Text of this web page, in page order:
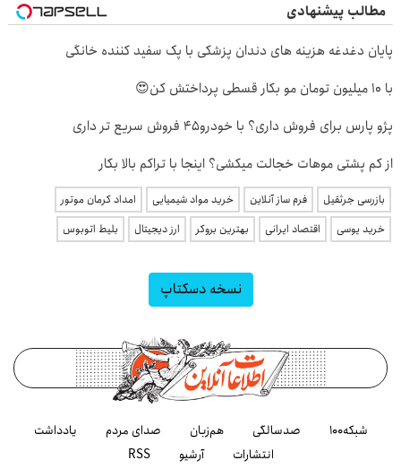
مطالب پیشنهادی
پایان دغدغه هزینه های دندان پزشکی با پک سفید کننده خانگی
با 10 میلیون تومان مو بکار قسطی پرداختش کن😍
پژو پارس برای فروش داری؟ با خودرو45 فروش سریع تر داری
از کم پشتی موهات خجالت میکشی؟ اینجا با تراکم بالا بکار
بازرسی جرثقیل فرم ساز آنلاین خرید مواد شیمیایی
امداد کرمان موتور
خرید یوسی
اقتصاد ایرانی بهترین بروکر ارز دیجیتال بلیط اتوبوس
نسخه دسکتاپ
شبکه۱۰۰ صدسالگی هم‌زبان صدای مردم
یادداشت
انتشارات
آرشیو RSS